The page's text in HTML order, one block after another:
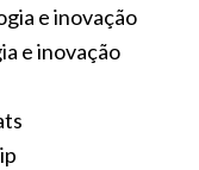
e inovação
e inovação